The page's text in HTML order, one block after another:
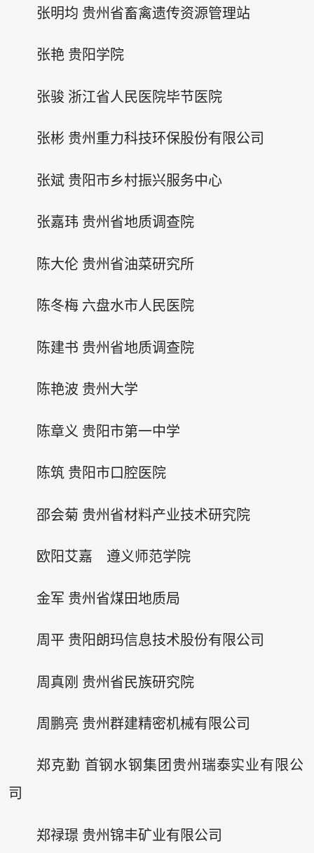
张明均 贵州省畜禽遗传资源管理站
张艳 贵阳学院
张骏 浙江省人民医院毕节医院
张彬 贵州重力科技环保股份有限公司
张斌 贵阳市乡村振兴服务中心
张嘉玮 贵州省地质调查院
陈大伦 贵州省油菜研究所
陈冬梅 六盘水市人民医院
陈建书 贵州省地质调查院
陈艳波 贵州大学
陈章义 贵阳市第一中学
陈筑 贵阳市口腔医院
邵会菊 贵州省材料产业技术研究院
欧阳艾嘉 遵义师范学院
金军 贵州省煤田地质局
周平 贵阳朗玛信息技术股份有限公司
周真刚 贵州省民族研究院
周鹏亮 贵州群建精密机械有限公司
郑克勤 首钢水钢集团贵州瑞泰实业有限公
司
郑禄璟 贵州锦丰矿业有限公司